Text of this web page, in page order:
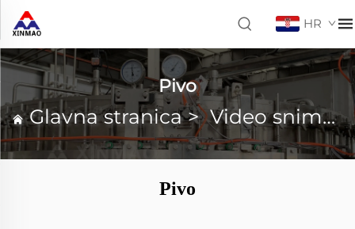
HR
Pivo
Glavna stranica>Video snimci
Pivo